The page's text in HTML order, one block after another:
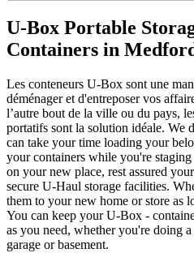
U-Box Portable
Containers in
Les conteneurs U-Box sont une
déménager et d'entreposer vos
l’autre bout de la ville ou du pays,
portatifs sont la solution idéale. We
can take your time loading your
your containers while you're
on your new place, rest assured
secure U-Haul storage facilities.
them to your new home or store as
You can keep yourU-Box -
as you need, whether you're doing
garage or basement.